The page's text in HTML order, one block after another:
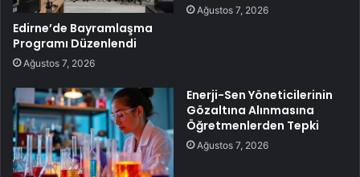
Edirne’de Bayramlaşma
Programı Düzenlendi
Ağustos 7, 2026
Ağustos 7, 2026
Enerji-Sen Yöneticilerinin
Gözaltına Alınmasına
Öğretmenlerden Tepki
Ağustos 7, 2026